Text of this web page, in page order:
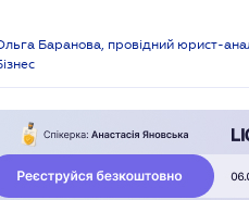
Баранова, провідний юрист-